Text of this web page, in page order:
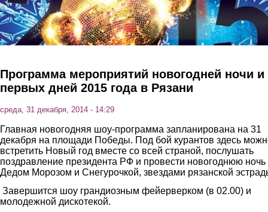
Программа мероприятий новогодней ночи и
первых дней 2015 года в Рязани
среда, 31 декабря, 2014 - 14:29
Главная новогодняя шоу-программа запланирована на 31
декабря на площади Победы. Под бой курантов здесь
встретить Новый год вместе со всей страной, послушать
поздравление президента РФ и провести новогоднюю ночь
Дедом Морозом и Снегурочкой, звездами рязанской
Завершится шоу грандиозным фейерверком (в 02.00) и
молодежной дискотекой.